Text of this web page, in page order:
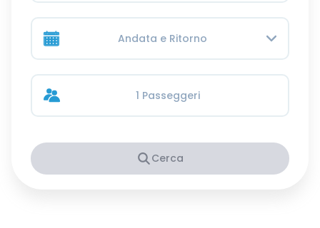
Andata e Ritorno
1 Passeggeri
Cerca